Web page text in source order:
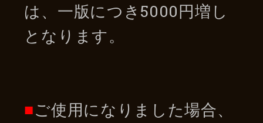
は、一版につき5000円増し
となります。
■ご使用になりました場合、